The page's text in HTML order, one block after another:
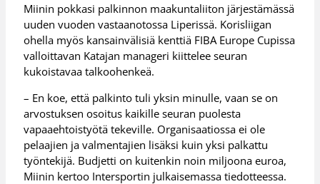
Miinin pokkasi palkinnon maakuntaliiton järjestämässä
uuden vuoden vastaanotossa Liperissä. Korisliigan
ohella myös kansainvälisiä kenttiä FIBA Europe Cupissa
valloittavan Katajan manageri kiittelee seuran
kukoistavaa talkoohenkeä.
– En koe, että palkinto tuli yksin minulle, vaan se on
arvostuksen osoitus kaikille seuran puolesta
vapaaehtoistyötä tekeville. Organisaatiossa ei ole
pelaajien ja valmentajien lisäksi kuin yksi palkattu
työntekijä. Budjetti on kuitenkin noin miljoona euroa,
Miinin kertoo Intersportin julkaisemassa tiedotteessa.